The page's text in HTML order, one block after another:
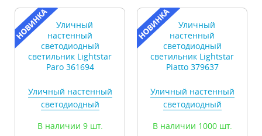
Уличный настенный
светодиодный
Paro 361694
В наличии 9 шт.
Уличный настенный
светодиодный
Piatto 379637
В наличии 1000 шт.